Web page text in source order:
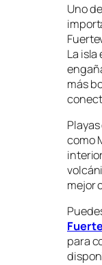
Uno
La
más
como
mejor
para